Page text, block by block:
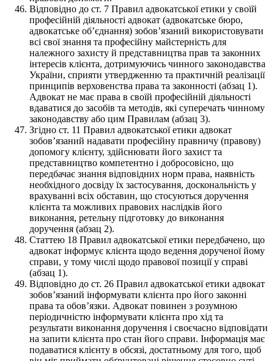
Відповідно до ст. 7 Правил адвокатської етики у своїй
професійній діяльності адвокат (адвокатське бюро,
адвокатське об’єднання) зобов’язаний використовувати
всі свої знання та професійну майстерність для
належного захисту й представництва прав та законних
інтересів клієнта, дотримуючись чинного законодавства
України, сприяти утвердженню та практичній реалізації
принципів верховенства права та законності (абзац 1).
Адвокат не має права в своїй професійній діяльності
вдаватися до засобів та методів, які суперечать чинному
законодавству або цим Правилам (абзац 3).
Згідно ст. 11 Правил адвокатської етики адвокат
зобов’язаний надавати професійну правничу (правову)
допомогу клієнту, здійснювати його захист та
представництво компетентно і добросовісно, що
передбачає знання відповідних норм права, наявність
необхідного досвіду їх застосування, доскональність у
врахуванні всіх обставин, що стосуються доручення
клієнта та можливих правових наслідків його
виконання, ретельну підготовку до виконання
доручення (абзац 2).
Статтею 18 Правил адвокатської етики передбачено, що
адвокат інформує клієнта щодо ведення дорученої йому
справи, у тому числі щодо правової позиції у справі
(абзац 1).
Відповідно до ст. 26 Правил адвокатської етики адвокат
зобов’язаний інформувати клієнта про його законні
права та обов’язки. Адвокат повинен з розумною
періодичністю інформувати клієнта про хід та
результати виконання доручення і своєчасно відповідати
на запити клієнта про стан його справи. Інформація має
подаватися клієнту в обсязі, достатньому для того, щоб